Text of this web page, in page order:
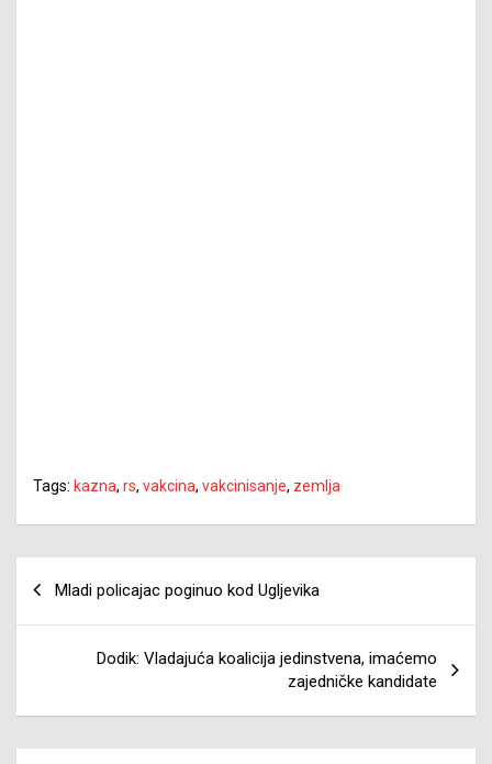
Tags: kazna, rs, vakcina, vakcinisanje, zemlja
članaka
Mladi policajac poginuo kod Ugljevika
Dodik: Vladajuća koalicija jedinstvena, imaćemo
zajedničke kandidate